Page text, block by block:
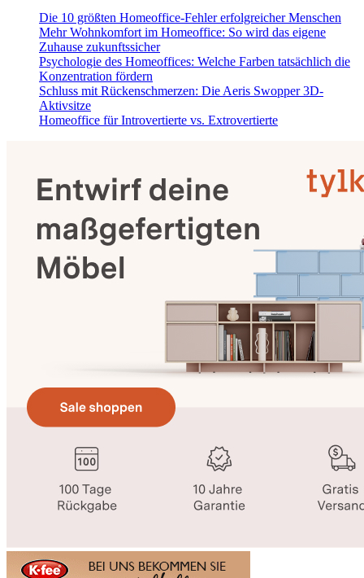
Die 10 größten Homeoffice-Fehler erfolgreicher Menschen
Mehr Wohnkomfort im Homeoffice: So wird das eigene
Zuhause zukunftssicher
Psychologie des Homeoffices: Welche Farben tatsächlich die
Konzentration fördern
Schluss mit Rückenschmerzen: Die Aeris Swopper 3D-
Aktivsitze
Homeoffice für Introvertierte vs. Extrovertierte